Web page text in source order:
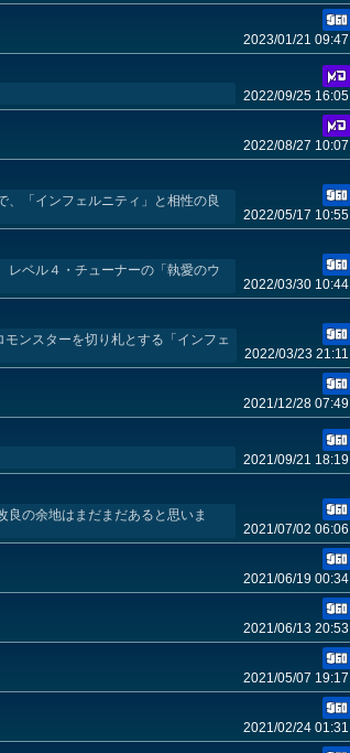
2023/01/21 09:47
2022/09/25 16:05
2022/08/27 10:07
「インフェルニティ」と相性の良
2022/05/17 10:55
レベル４・チューナーの「執愛のウ
2022/03/30 10:44
ンスターを切り札とする「インフェ
2022/03/23 21:11
2021/12/28 07:49
2021/09/21 18:19
の余地はまだまだあると思いま
2021/07/02 06:06
2021/06/19 00:34
2021/06/13 20:53
2021/05/07 19:17
2021/02/24 01:31